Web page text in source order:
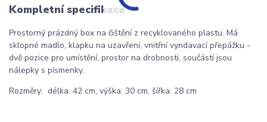
Kompletní specifikace
Prostorný prázdný box na čištění z recyklovaného plastu. Má
sklopné madlo, klapku na uzavření, vnitřní vyndavací přepážku -
dvě pozice pro umístění, prostor na drobnosti, součástí jsou
nálepky s písmenky.
Rozměry: délka: 42 cm, výška: 30 cm, šířka: 28 cm